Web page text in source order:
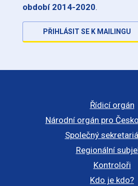
období 2014-2020.
PŘIHLÁSIT SE K MAILINGU
Řídicí orgán
Národní orgán pro
Společný
Regionální
Kontroloři
Kdo je kdo?